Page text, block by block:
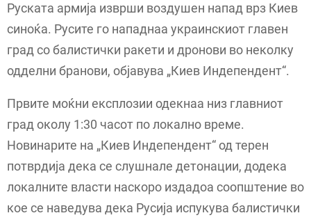
Руската армија изврши воздушен напад врз Киев
синоќа. Русите го нападнаа украинскиот главен
град со балистички ракети и дронови во неколку
одделни бранови, објавува „Киев Индепендент“.
Првите моќни експлозии одекнаа низ главниот
град околу 1:30 часот по локално време.
Новинарите на „Киев Индепендент“ од терен
потврдија дека се слушнале детонации, додека
локалните власти наскоро издадоа соопштение во
кое се наведува дека Русија испукува балистички